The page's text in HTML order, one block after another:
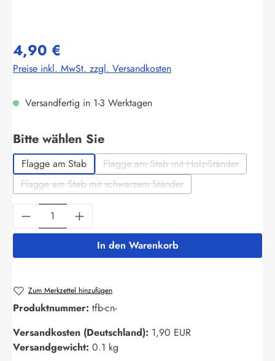
4,90 €
Preise inkl. MwSt. zzgl. Versandkosten
Versandfertig in 1-3 Werktagen
Bitte wählen Sieauswählen
Flagge am Stab Flagge am Stab mit Holz-Ständer
(Diese Option ist zurzeit
Flagge am Stab mit schwarzem Ständer
(Diese Option ist zurzeit nicht verfügbar.)
Produkt Anzahl: Gib den gewünschten
In den Warenkorb
Zum Merkzettel hinzufügen
Produktnummer: tfb-cn-
Versandkosten (Deutschland): 1,90 EUR
Versandgewicht: 0.1 kg